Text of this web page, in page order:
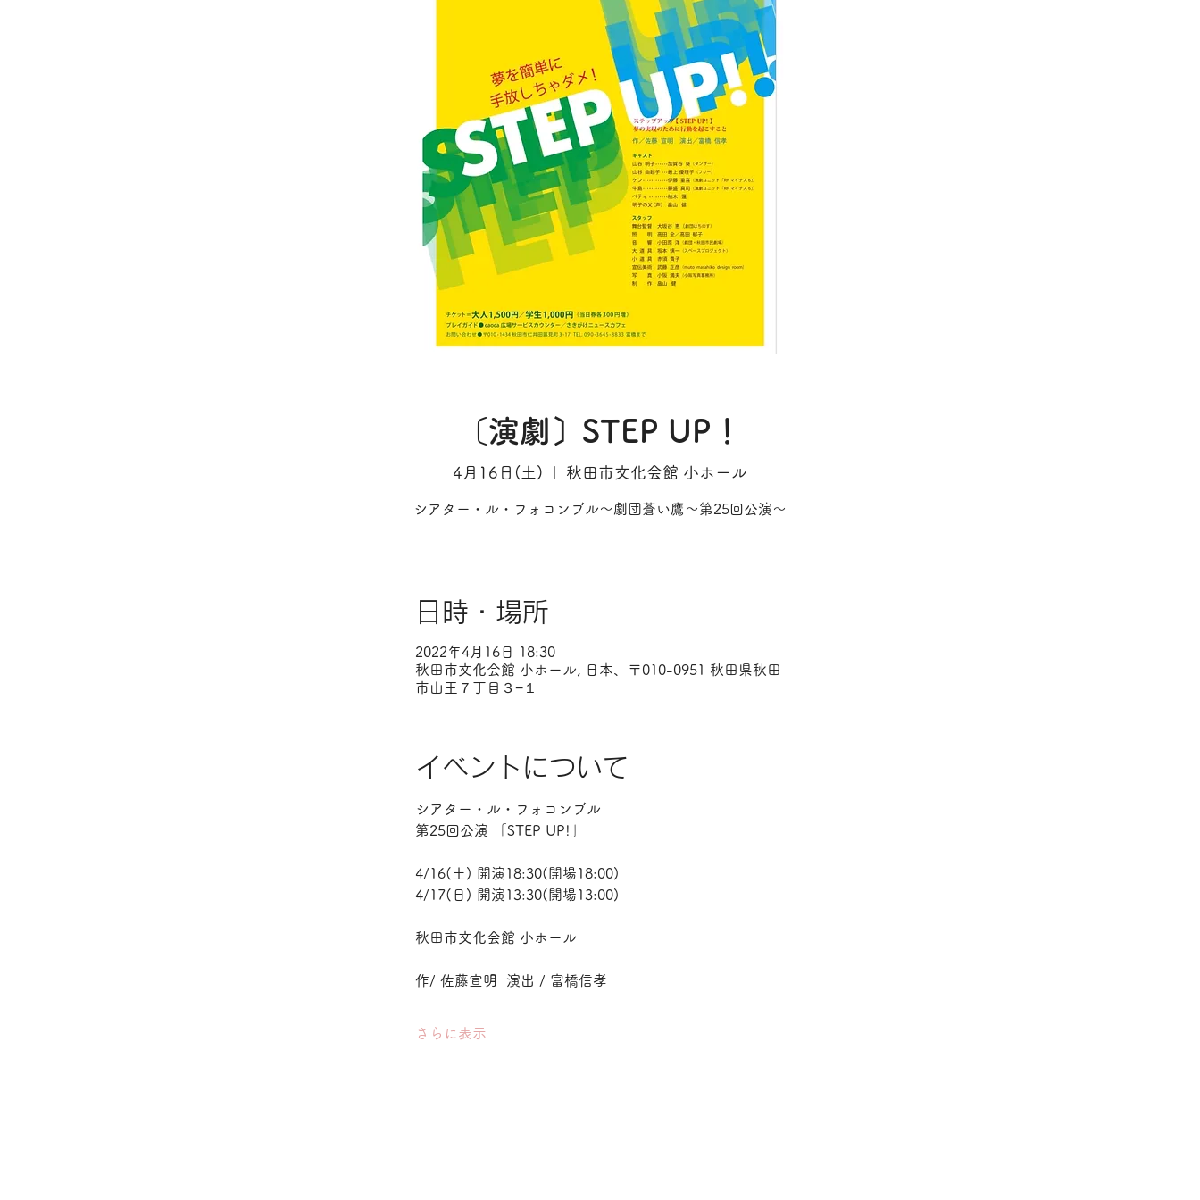
〔演劇〕STEP UP！
4月16日(土) 秋田市文化会館 小ホール
シアター・ル・フォコンブル〜劇団蒼い鷹〜第25回公演〜
日時・場所
2022年4月16日 18:30
秋田市文化会館 小ホール, 日本、〒010-0951 秋田県秋田
市山王７丁目３−１
イベントについて
シアター・ル・フォコンブル
第25回公演 「STEP UP!」
4/16(土) 開演18:30(開場18:00)
4/17(日) 開演13:30(開場13:00)
秋田市文化会館 小ホール
作/ 佐藤宣明  演出 / 富橋信孝
さらに表示